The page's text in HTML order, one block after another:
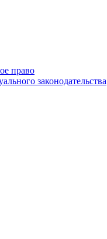
право
законодательства